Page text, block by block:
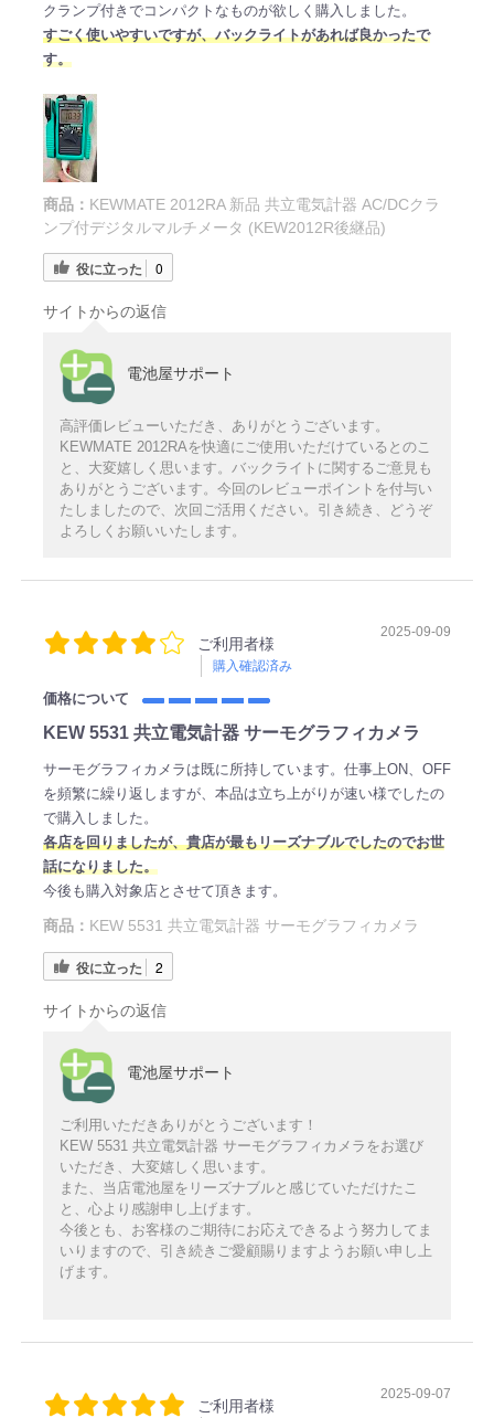
クランプ付きでコンパクトなものが欲しく購入しました。
すごく使いやすいですが、バックライトがあれば良かったで
す。
商品： KEWMATE 2012RA 新品 共立電気計器 AC/DCクラ
ンプ付デジタルマルチメータ (KEW2012R後継品)
役に立った 0
サイトからの返信
電池屋サポート
高評価レビューいただき、ありがとうございます。
KEWMATE 2012RAを快適にご使用いただけているとのこ
と、大変嬉しく思います。バックライトに関するご意見も
ありがとうございます。今回のレビューポイントを付与い
たしましたので、次回ご活用ください。引き続き、どうぞ
よろしくお願いいたします。
ご利用者様
購入確認済み
2025-09-09
価格について
KEW 5531 共立電気計器 サーモグラフィカメラ
サーモグラフィカメラは既に所持しています。仕事上ON、OFF
を頻繁に繰り返しますが、本品は立ち上がりが速い様でしたの
で購入しました。
各店を回りましたが、貴店が最もリーズナブルでしたのでお世
話になりました。
今後も購入対象店とさせて頂きます。
商品： KEW 5531 共立電気計器 サーモグラフィカメラ
役に立った 2
サイトからの返信
電池屋サポート
ご利用いただきありがとうございます！
KEW 5531 共立電気計器 サーモグラフィカメラをお選び
いただき、大変嬉しく思います。
また、当店電池屋をリーズナブルと感じていただけたこ
と、心より感謝申し上げます。
今後とも、お客様のご期待にお応えできるよう努力してま
いりますので、引き続きご愛顧賜りますようお願い申し上
げます。
ご利用者様
2025-09-07